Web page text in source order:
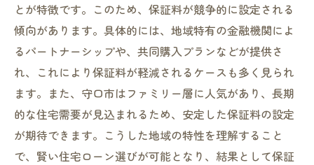
とが特徴です。このため、保証料が競争的に設定される
傾向があります。具体的には、地域特有の金融機関によ
るパートナーシップや、共同購入プランなどが提供さ
れ、これにより保証料が軽減されるケースも多く見られ
ます。また、守口市はファミリー層に人気があり、長期
的な住宅需要が見込まれるため、安定した保証料の設定
が期待できます。こうした地域の特性を理解すること
で、賢い住宅ローン選びが可能となり、結果として保証